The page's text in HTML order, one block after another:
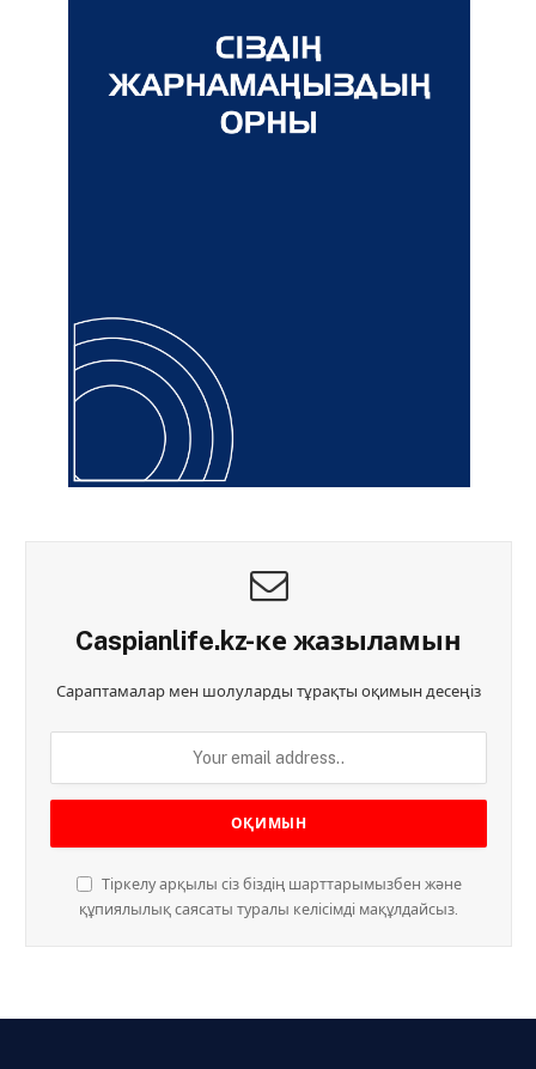
Caspianlife.kz-ке жазыламын
Сараптамалар мен шолуларды тұрақты оқимын десеңіз
Тіркелу арқылы сіз біздің шарттарымызбен және
құпиялылық саясаты туралы келісімді мақұлдайсыз.